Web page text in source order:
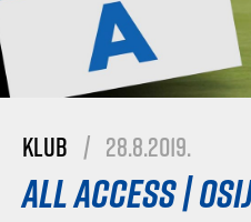
Klub | 28.8.2019.
ALL ACCESS |